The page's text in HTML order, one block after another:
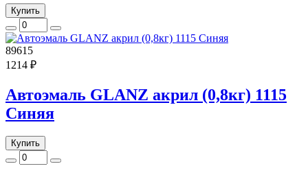
Купить
89615
1214 ₽
Автоэмаль GLANZ акрил (0,8кг) 1115
Синяя
Купить